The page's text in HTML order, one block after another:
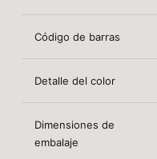
Código de barras
Detalle del color
Dimensiones de
embalaje